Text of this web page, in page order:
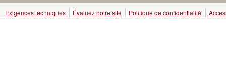
Exigences techniques Évaluez notre site Politique de confidentialité